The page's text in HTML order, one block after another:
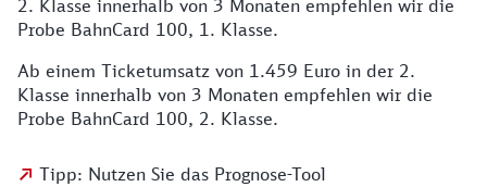
2. Klasse innerhalb von 3 Monaten empfehlen wir die
Probe BahnCard 100, 1. Klasse.
Ab einem Ticketumsatz von 1.459 Euro in der 2.
Klasse innerhalb von 3 Monaten empfehlen wir die
Probe BahnCard 100, 2. Klasse.
Tipp: Nutzen Sie das Prognose-Tool